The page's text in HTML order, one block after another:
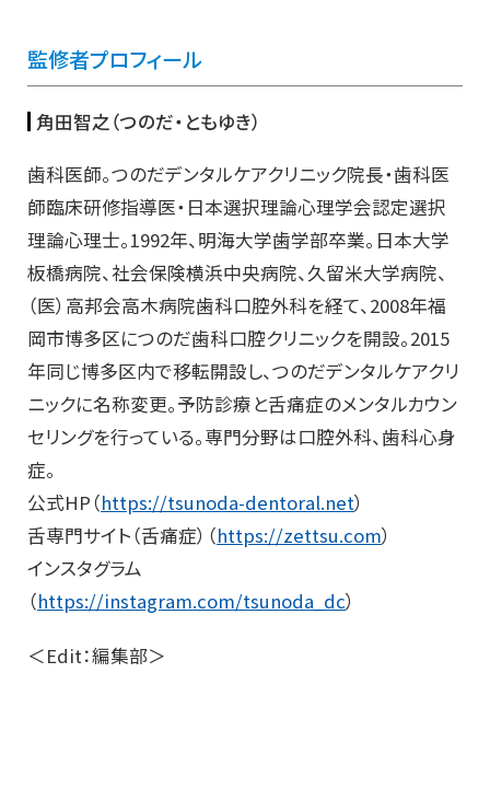
監修者プロフィール
角田智之（つのだ・ともゆき）
歯科医師。つのだデンタルケアクリニック院長・歯科医
師臨床研修指導医・日本選択理論心理学会認定選択
理論心理士。1992年、明海大学歯学部卒業。日本大学
板橋病院、社会保険横浜中央病院、久留米大学病院、
（医）高邦会高木病院歯科口腔外科を経て、2008年福
岡市博多区につのだ歯科口腔クリニックを開設。2015
年同じ博多区内で移転開設し、つのだデンタルケアクリ
ニックに名称変更。予防診療と舌痛症のメンタルカウン
セリングを行っている。専門分野は口腔外科、歯科心身
症。
公式HP（https://tsunoda-dentoral.net）
舌専門サイト（舌痛症）（https://zettsu.com）
インスタグラム
（https://instagram.com/tsunoda_dc）
＜Edit：編集部＞